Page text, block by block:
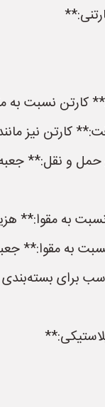
کارتن نسبت به
کارتن نیز
و نقل:**
نسبت به مقوا:**
به مقوا:**
برای